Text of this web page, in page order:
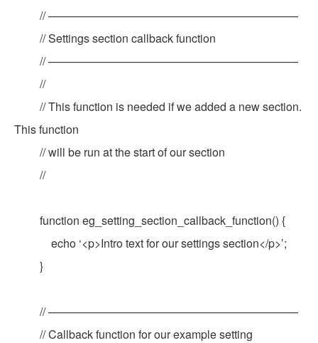
// ——————————————————————
// Settings section callback function
// ——————————————————————
//
// This function is needed if we added a new section.
This function
// will be run at the start of our section
//
function eg_setting_section_callback_function() {
echo ‘<p>Intro text for our settings section</p>’;
}
// ——————————————————————
// Callback function for our example setting